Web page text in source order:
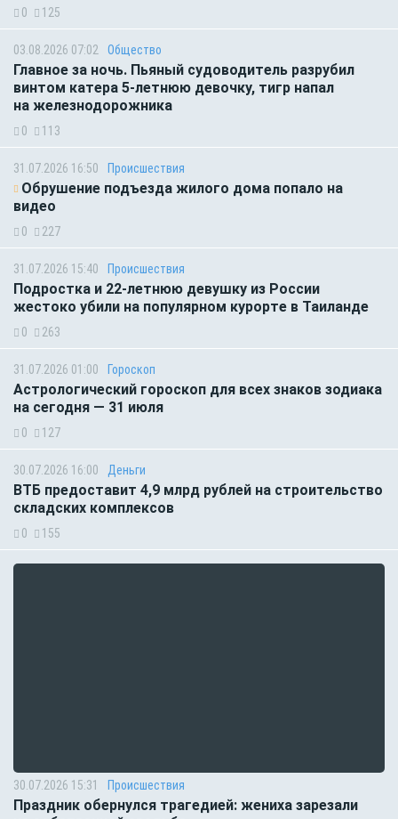
0 125
03.08.2026 07:02 Общество
Главное за ночь. Пьяный судоводитель разрубил
винтом катера 5-летнюю девочку, тигр напал
на железнодорожника
0 113
31.07.2026 16:50 Происшествия
Обрушение подъезда жилого дома попало на
видео
0 227
31.07.2026 15:40 Происшествия
Подростка и 22-летнюю девушку из России
жестоко убили на популярном курорте в Таиланде
0 263
31.07.2026 01:00 Гороскоп
Астрологический гороскоп для всех знаков зодиака
на сегодня — 31 июля
0 127
30.07.2026 16:00 Деньги
ВТБ предоставит 4,9 млрд рублей на строительство
складских комплексов
0 155
30.07.2026 15:31 Происшествия
Праздник обернулся трагедией: жениха зарезали